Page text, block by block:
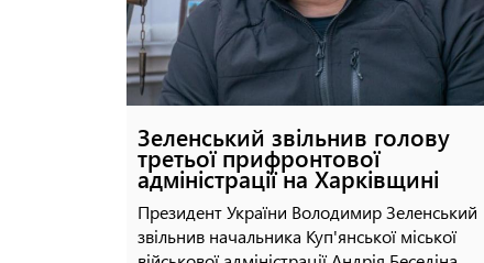
Зеленський звільнив голову
третьої прифронтової
адміністрації на Харківщині
Президент України Володимир Зеленський
звільнив начальника Куп'янської міської